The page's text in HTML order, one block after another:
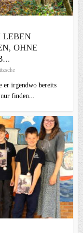
LEBEN
OHNE
er irgendwo bereits
finden...